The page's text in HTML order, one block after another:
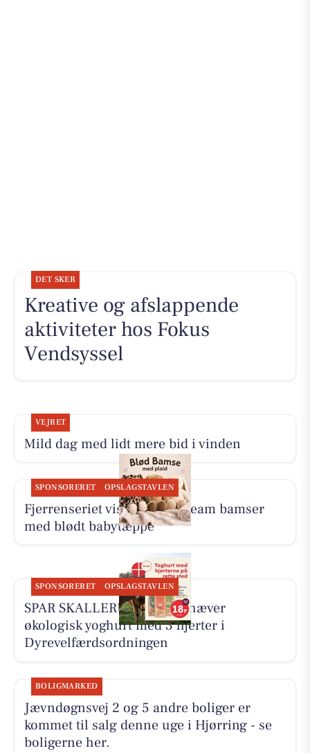
DET SKER
Kreative og afslappende
aktiviteter hos Fokus
Vendsyssel
VEJRET
Mild dag med lidt mere bid i vinden
SPONSORERET OPSLAGSTAVLEN
Fjerrenseriet viser Dream Team bamser
med blødt babytæppe
SPONSORERET OPSLAGSTAVLEN
SPAR SKALLERUP A/S fremhæver
økologisk yoghurt med 3 hjerter i
Dyrevelfærdsordningen
BOLIGMARKED
Jævndøgnsvej 2 og 5 andre boliger er
kommet til salg denne uge i Hjørring - se
boligerne her.